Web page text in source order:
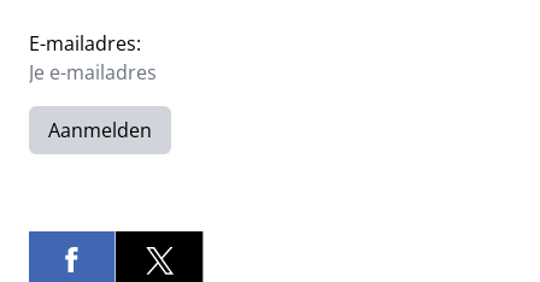
E-mailadres:
Aanmelden